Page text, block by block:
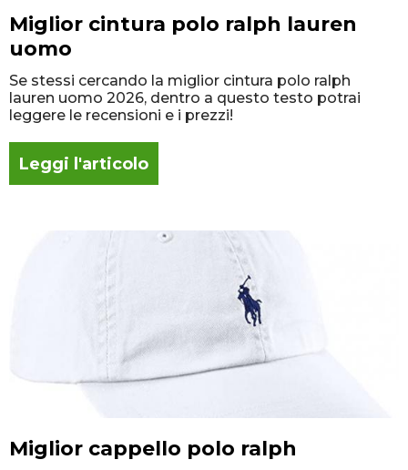
Miglior cintura polo ralph lauren
uomo
Se stessi cercando la miglior cintura polo ralph
lauren uomo 2026, dentro a questo testo potrai
leggere le recensioni e i prezzi!
Leggi l'articolo
Miglior cappello polo ralph